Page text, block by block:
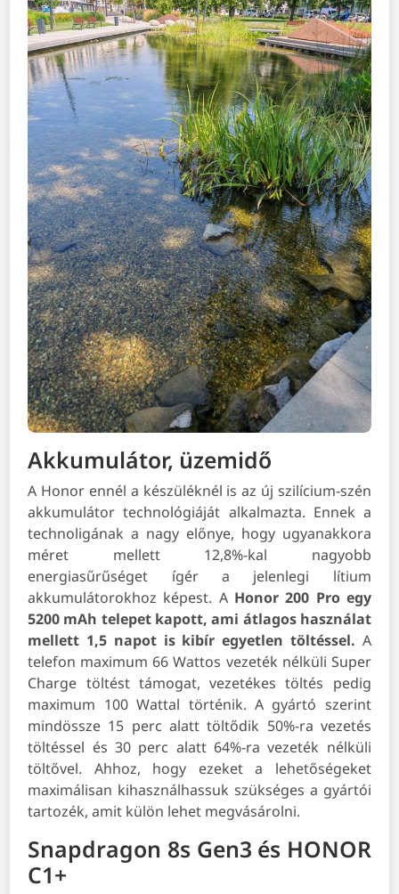
Akkumulátor, üzemidő
A Honor ennél a készüléknél is az új szilícium-szén
akkumulátor technológiáját alkalmazta. Ennek a
technoligának a nagy előnye, hogy ugyanakkora
méret mellett 12,8%-kal nagyobb
energiasűrűséget ígér a jelenlegi lítium
akkumulátorokhoz képest. A Honor 200 Pro egy
5200 mAh telepet kapott, ami átlagos használat
mellett 1,5 napot is kibír egyetlen töltéssel. A
telefon maximum 66 Wattos vezeték nélküli Super
Charge töltést támogat, vezetékes töltés pedig
maximum 100 Wattal történik. A gyártó szerint
mindössze 15 perc alatt töltődik 50%-ra vezetés
töltéssel és 30 perc alatt 64%-ra vezeték nélküli
töltővel. Ahhoz, hogy ezeket a lehetőségeket
maximálisan kihasználhassuk szükséges a gyártói
tartozék, amit külön lehet megvásárolni.
Snapdragon 8s Gen3 és HONOR
C1+